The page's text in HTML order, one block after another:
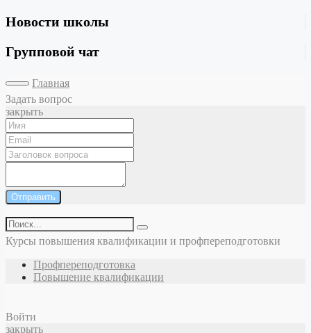
Новости школы
Групповой чат
Главная
Задать вопрос
закрыть
Отправить
Курсы повышения квалификации и профпереподготовки
Профпереподготовка
Повышение квалификации
Войти
закрыть